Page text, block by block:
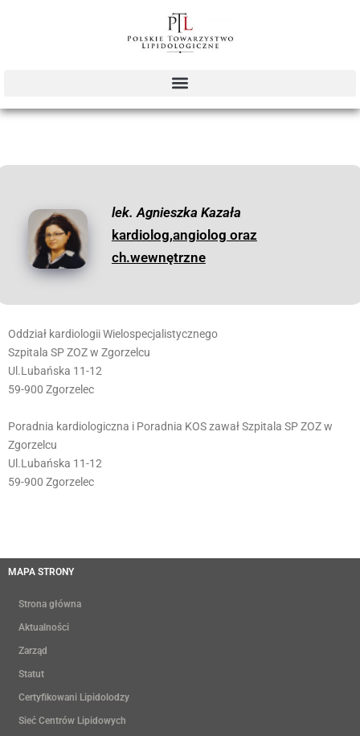
lek. Agnieszka Kazała
kardiolog,angiolog oraz
ch.wewnętrzne
Oddział kardiologii Wielospecjalistycznego
Szpitala SP ZOZ w Zgorzelcu
Ul.Lubańska 11-12
59-900 Zgorzelec
Poradnia kardiologiczna i Poradnia KOS zawał Szpitala SP ZOZ w
Zgorzelcu
Ul.Lubańska 11-12
59-900 Zgorzelec
MAPA STRONY
Strona główna
Aktualności
Zarząd
Statut
Certyfikowani Lipidolodzy
Sieć Centrów Lipidowych